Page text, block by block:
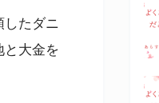
たダニ
と大金を